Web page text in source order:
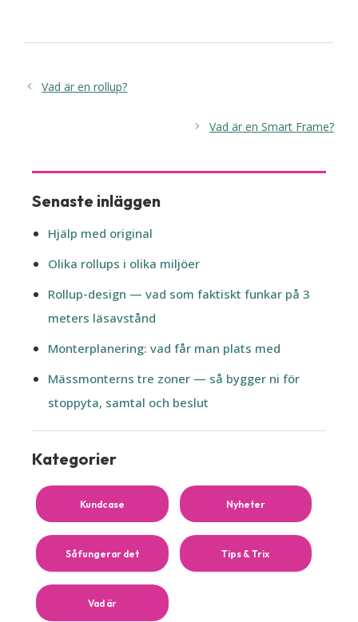
Vad är en rollup?
Vad är en Smart Frame?
Senaste inläggen
Hjälp med original
Olika rollups i olika miljöer
Rollup-design — vad som faktiskt funkar på 3
meters läsavstånd
Monterplanering: vad får man plats med
Mässmonterns tre zoner — så bygger ni för
stoppyta, samtal och beslut
Kategorier
Kundcase Nyheter
Så fungerar det Tips & Trix
Vad är